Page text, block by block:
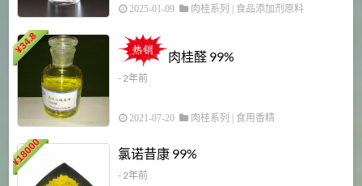
2025-01-09 肉桂系列 食品添加剂原料
¥
34.8
肉桂醛 99%
- 2年前
2021-07-20 肉桂系列 食用香精
¥
18000 氯诺昔康 99%
- 2年前